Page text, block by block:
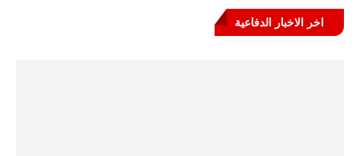
اخر الاخبار الدفاعية